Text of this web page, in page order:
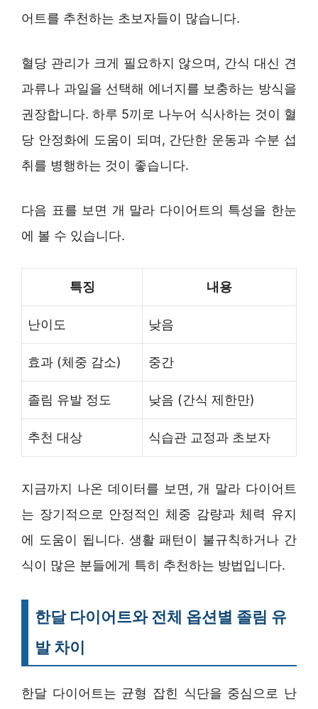
어트를 추천하는 초보자들이 많습니다.
혈당 관리가 크게 필요하지 않으며, 간식 대신 견
과류나 과일을 선택해 에너지를 보충하는 방식을
권장합니다. 하루 5끼로 나누어 식사하는 것이 혈
당 안정화에 도움이 되며, 간단한 운동과 수분 섭
취를 병행하는 것이 좋습니다.
다음 표를 보면 개 말라 다이어트의 특성을 한눈
에 볼 수 있습니다.
특징 내용
난이도 낮음
효과 (체중 감소) 중간
졸림 유발 정도 낮음 (간식 제한만)
추천 대상 식습관 교정과 초보자
지금까지 나온 데이터를 보면, 개 말라 다이어트
는 장기적으로 안정적인 체중 감량과 체력 유지
에 도움이 됩니다. 생활 패턴이 불규칙하거나 간
식이 많은 분들에게 특히 추천하는 방법입니다.
한달 다이어트와 전체 옵션별 졸림 유
발 차이
한달 다이어트는 균형 잡힌 식단을 중심으로 난